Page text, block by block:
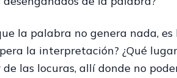
la palabra no genera nada,
la interpretación? ¿Qué
las locuras, allí donde no